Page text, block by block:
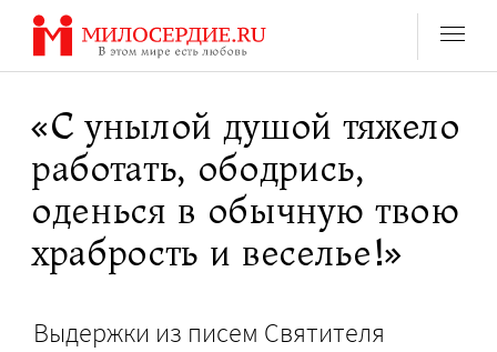
Перейти
содержанию
«С унылой душой тяжело
работать, ободрись,
оденься в обычную твою
храбрость и веселье!»
Выдержки из писем Святителя